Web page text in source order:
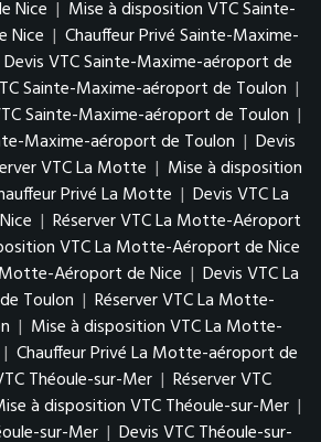
Nice | Mise à disposition VTC Sainte-
Nice | Chauffeur Privé Sainte-Maxime-
Devis VTC Sainte-Maxime-aéroport de
Sainte-Maxime-aéroport de Toulon |
Sainte-Maxime-aéroport de Toulon |
Maxime-aéroport de Toulon | Devis
VTC La Motte | Mise à disposition
Privé La Motte | Devis VTC La
| Réserver VTC La Motte-Aéroport
VTC La Motte-Aéroport de Nice
Aéroport de Nice | Devis VTC La
Toulon | Réserver VTC La Motte-
| Mise à disposition VTC La Motte-
| Chauffeur Privé La Motte-aéroport de
Théoule-sur-Mer | Réserver VTC
à disposition VTC Théoule-sur-Mer |
sur-Mer | Devis VTC Théoule-sur-